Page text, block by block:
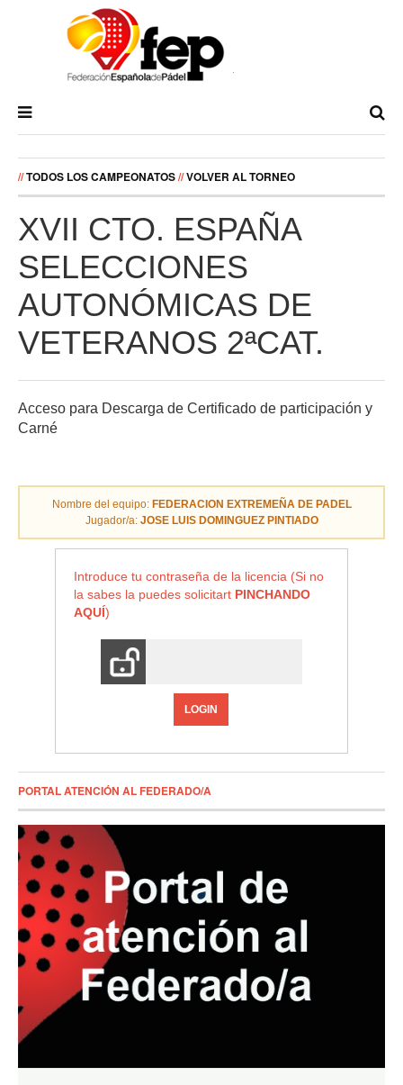
//TODOS LOS CAMPEONATOS//VOLVER AL TORNEO
XVII CTO. ESPAÑA
SELECCIONES
AUTONÓMICAS DE
VETERANOS 2ªCAT.
Acceso para Descarga de Certificado de participación y
Carné
Nombre del equipo: FEDERACION EXTREMEÑA DE PADEL
Jugador/a: JOSE LUIS DOMINGUEZ PINTIADO
Introduce tu contraseña de la licencia (Si no
la sabes la puedes solicitart PINCHANDO
AQUÍ)
LOGIN
PORTAL ATENCIÓN AL FEDERADO/A